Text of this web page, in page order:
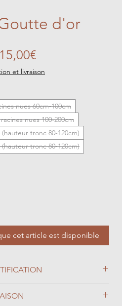
d'or
15,00€Prix
promotionnel
et livraison
nues 60cm-100cm
nues 100-200cm
tronc 80-120cm)
tronc 80-120cm)
cet article est disponible